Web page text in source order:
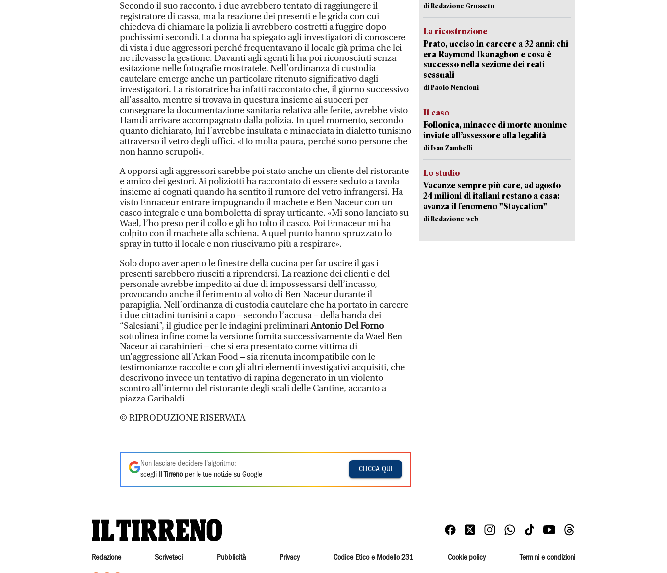
Secondo il suo racconto, i due avrebbero tentato di raggiungere il
registratore di cassa, ma la reazione dei presenti e le grida con cui
chiedeva di chiamare la polizia li avrebbero costretti a fuggire dopo
pochissimi secondi. La donna ha spiegato agli investigatori di conoscere
di vista i due aggressori perché frequentavano il locale già prima che lei
ne rilevasse la gestione. Davanti agli agenti li ha poi riconosciuti senza
esitazione nelle fotografie mostratele. Nell’ordinanza di custodia
cautelare emerge anche un particolare ritenuto significativo dagli
investigatori. La ristoratrice ha infatti raccontato che, il giorno successivo
all’assalto, mentre si trovava in questura insieme ai suoceri per
consegnare la documentazione sanitaria relativa alle ferite, avrebbe visto
Hamdi arrivare accompagnato dalla polizia. In quel momento, secondo
quanto dichiarato, lui l’avrebbe insultata e minacciata in dialetto tunisino
attraverso il vetro degli uffici. «Ho molta paura, perché sono persone che
non hanno scrupoli».
A opporsi agli aggressori sarebbe poi stato anche un cliente del ristorante
e amico dei gestori. Ai poliziotti ha raccontato di essere seduto a tavola
insieme ai cognati quando ha sentito il rumore del vetro infrangersi. Ha
visto Ennaceur entrare impugnando il machete e Ben Naceur con un
casco integrale e una bomboletta di spray urticante. «Mi sono lanciato su
Wael, l’ho preso per il collo e gli ho tolto il casco. Poi Ennaceur mi ha
colpito con il machete alla schiena. A quel punto hanno spruzzato lo
spray in tutto il locale e non riuscivamo più a respirare».
Solo dopo aver aperto le finestre della cucina per far uscire il gas i
presenti sarebbero riusciti a riprendersi. La reazione dei clienti e del
personale avrebbe impedito ai due di impossessarsi dell’incasso,
provocando anche il ferimento al volto di Ben Naceur durante il
parapiglia. Nell’ordinanza di custodia cautelare che ha portato in carcere
i due cittadini tunisini a capo – secondo l’accusa – della banda dei
“Salesiani”, il giudice per le indagini preliminariAntonio Del Forno
sottolinea infine come la versione fornita successivamente da Wael Ben
Naceur ai carabinieri – che si era presentato come vittima di
un’aggressione all’Arkan Food – sia ritenuta incompatibile con le
testimonianze raccolte e con gli altri elementi investigativi acquisiti, che
descrivono invece un tentativo di rapina degenerato in un violento
scontro all’interno del ristorante degli scali delle Cantine, accanto a
piazza Garibaldi.
© RIPRODUZIONE RISERVATA
Non lasciare decidere l'algoritmo:
scegli
Il Tirrenoper le tue notizie su Google
CLICCA QUI
di Redazione Grosseto
La ricostruzione
Prato, ucciso in carcere a 32 anni: chi
era Raymond Ikanagbon e cosa è
successo nella sezione dei reati
sessuali
di Paolo Nencioni
Il caso
Follonica, minacce di morte anonime
inviate all’assessore alla legalità
di Ivan Zambelli
Lo studio
Vacanze sempre più care, ad agosto
24 milioni di italiani restano a casa:
avanza il fenomeno "Staycation"
di Redazione web
Redazione Scriveteci Pubblicità Privacy Codice Etico e Modello 231 Cookie policy Termini e condizioni